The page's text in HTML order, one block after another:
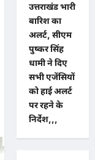
उत्तराखंड भारी
बारिश का
अलर्ट, सीएम
पुष्कर सिंह
धामी ने दिए
सभी एजेंसियों
को हाई अलर्ट
पर रहने के
निर्देश,,,